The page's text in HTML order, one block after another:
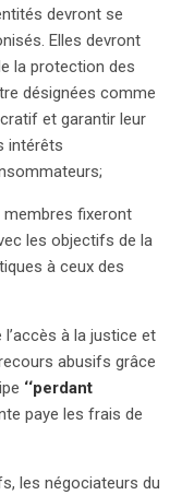
actions
éviter les
», ce qui
les frais de la
pourront rejeter
le début du
sera élargie
l’environnement.
la dynamique
la Belgique
Une fois l’accord
l’intégrer dans
devront se
Elles devront
la protection des
désignées comme
et garantir leur
intérêts
membres fixeront
les objectifs de la
à ceux des
à la justice et
abusifs grâce
‘‘perdant
paye les frais de
les négociateurs du